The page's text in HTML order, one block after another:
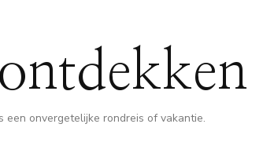
een onvergetelijke rondreis of vakantie.